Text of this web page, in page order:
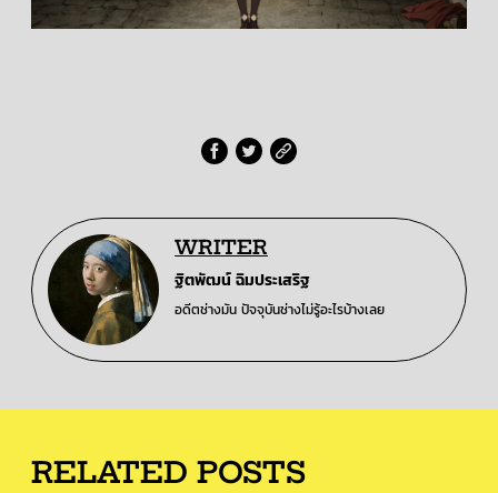
WRITER
ฐิตพัฒน์ ฉิมประเสริฐ
อดีตช่างมัน ปัจจุบันช่างไม่รู้อะไรบ้างเลย
RELATED POSTS